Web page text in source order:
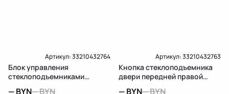
Артикул:33210432764
Блок управления
стеклоподъемниками
—BYN—BYN
Артикул:33210432763
Кнопка стеклоподъемника
двери передней правой
—BYN—BYN